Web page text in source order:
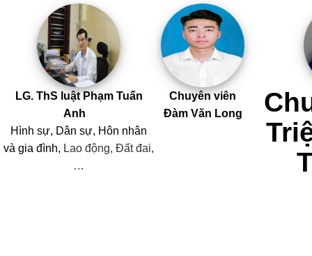
LG. ThS luật Phạm Tuấn
Anh
Hình sự, Dân sự, Hôn nhân
và gia đình, Lao động, Đất đai,
…
Chuyên viên
Đàm Văn Long